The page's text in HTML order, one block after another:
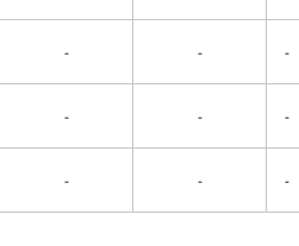
- - -
- - -
- - -